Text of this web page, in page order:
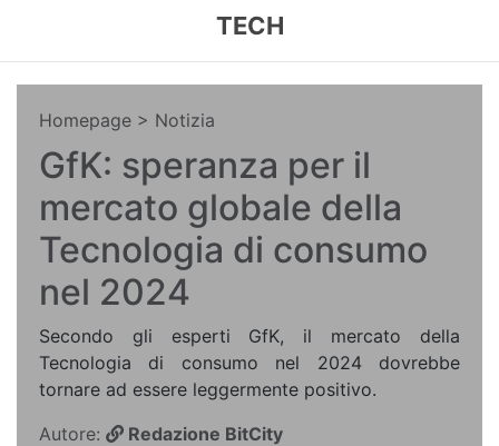
TECH
Homepage > Notizia
GfK: speranza per il
mercato globale della
Tecnologia di consumo
nel 2024
Secondo gli esperti GfK, il mercato della
Tecnologia di consumo nel 2024 dovrebbe
tornare ad essere leggermente positivo.
Autore:
Redazione BitCity